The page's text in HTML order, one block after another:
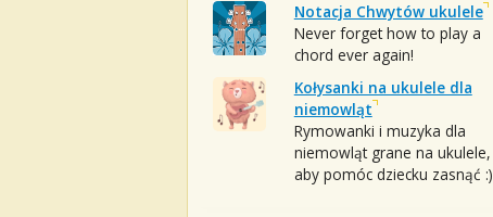
Notacja Chwytów ukulele
Never forget how to play a
chord ever again!
Kołysanki na ukulele dla
niemowląt
Rymowanki i muzyka dla
niemowląt grane na ukulele,
aby pomóc dziecku zasnąć :)